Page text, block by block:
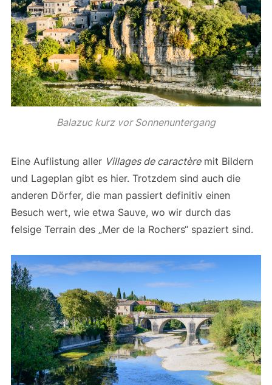
Balazuc kurz vor Sonnenuntergang
Eine Auflistung aller Villages de caractèremit Bildern
und Lageplan gibt es hier. Trotzdem sind auch die
anderen Dörfer, die man passiert definitiv einen
Besuch wert, wie etwa Sauve, wo wir durch das
felsige Terrain des „Mer de la Rochers“ spaziert sind.